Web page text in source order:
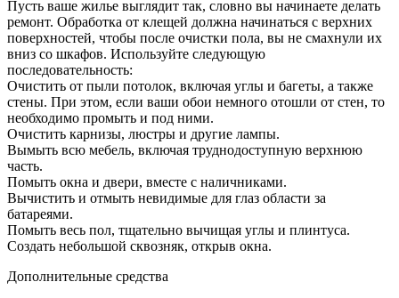
Пусть ваше жилье выглядит так, словно вы начинаете делать
ремонт. Обработка от клещей должна начинаться с верхних
поверхностей, чтобы после очистки пола, вы не смахнули их
вниз со шкафов. Используйте следующую
последовательность:
Очистить от пыли потолок, включая углы и багеты, а также
стены. При этом, если ваши обои немного отошли от стен, то
необходимо промыть и под ними.
Очистить карнизы, люстры и другие лампы.
Вымыть всю мебель, включая труднодоступную верхнюю
часть.
Помыть окна и двери, вместе с наличниками.
Вычистить и отмыть невидимые для глаз области за
батареями.
Помыть весь пол, тщательно вычищая углы и плинтуса.
Создать небольшой сквозняк, открыв окна.
Дополнительные средства